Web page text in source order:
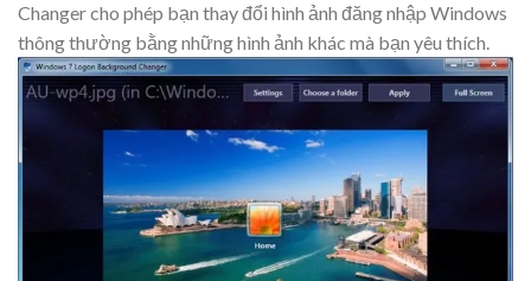
Changer cho phép bạn thay đổi hình ảnh đăng nhập Windows
thông thường bằng những hình ảnh khác mà bạn yêu thích.